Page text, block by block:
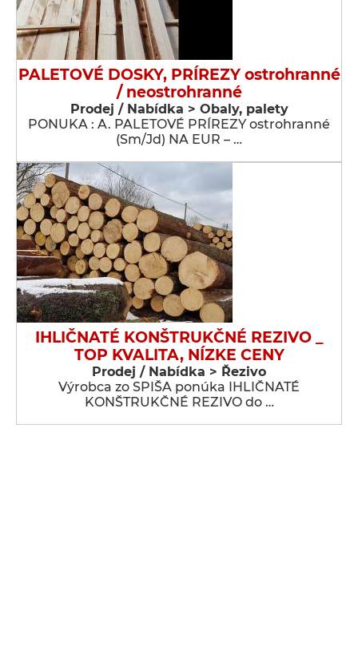
PALETOVÉ DOSKY, PRÍREZY ostrohranné
/ neostrohranné
Prodej / Nabídka > Obaly, palety
PONUKA : A. PALETOVÉ PRÍREZY ostrohranné
(Sm/Jd) NA EUR – …
IHLIČNATÉ KONŠTRUKČNÉ REZIVO _
TOP KVALITA, NÍZKE CENY
Prodej / Nabídka > Řezivo
Výrobca zo SPIŠA ponúka IHLIČNATÉ
KONŠTRUKČNÉ REZIVO do …